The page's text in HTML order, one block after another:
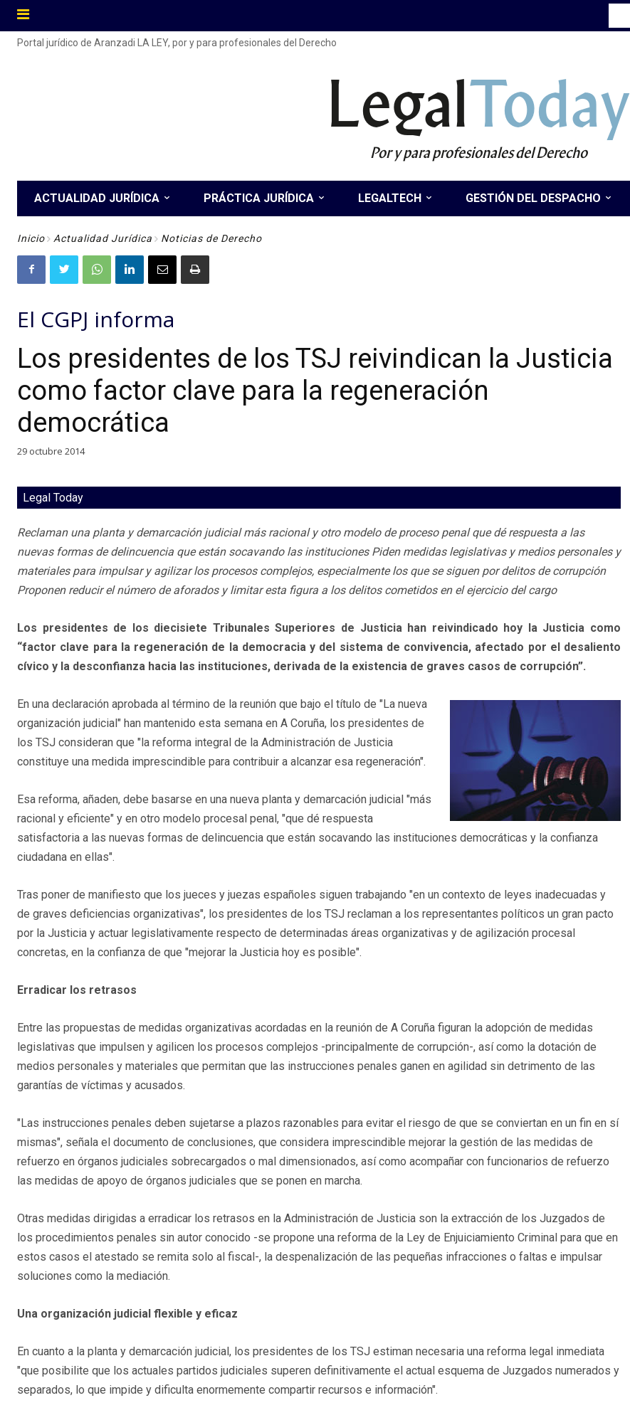
Portal jurídico de Aranzadi LA LEY, por y para profesionales del Derecho
LegalToday
Por y para profesionales del Derecho
ACTUALIDAD JURÍDICA PRÁCTICA JURÍDICA LEGALTECH GESTIÓN DEL DESPACHO
Inicio Actualidad Jurídica Noticias de Derecho
El CGPJ informa
Los presidentes de los TSJ reivindican la Justicia
como factor clave para la regeneración
democrática
29 octubre 2014
Legal Today
Reclaman una planta y demarcación judicial más racional y otro modelo de proceso penal que dé respuesta a las
nuevas formas de delincuencia que están socavando las instituciones Piden medidas legislativas y medios personales y
materiales para impulsar y agilizar los procesos complejos, especialmente los que se siguen por delitos de corrupción
Proponen reducir el número de aforados y limitar esta figura a los delitos cometidos en el ejercicio del cargo
Los presidentes de los diecisiete Tribunales Superiores de Justicia han reivindicado hoy la Justicia como
“factor clave para la regeneración de la democracia y del sistema de convivencia, afectado por el desaliento
cívico y la desconfianza hacia las instituciones, derivada de la existencia de graves casos de corrupción”.
En una declaración aprobada al término de la reunión que bajo el título de "La nueva
organización judicial" han mantenido esta semana en A Coruña, los presidentes de
los TSJ consideran que "la reforma integral de la Administración de Justicia
constituye una medida imprescindible para contribuir a alcanzar esa regeneración".
Esa reforma, añaden, debe basarse en una nueva planta y demarcación judicial "más
racional y eficiente" y en otro modelo procesal penal, "que dé respuesta
satisfactoria a las nuevas formas de delincuencia que están socavando las instituciones democráticas y la confianza
ciudadana en ellas".
Tras poner de manifiesto que los jueces y juezas españoles siguen trabajando "en un contexto de leyes inadecuadas y
de graves deficiencias organizativas", los presidentes de los TSJ reclaman a los representantes políticos un gran pacto
por la Justicia y actuar legislativamente respecto de determinadas áreas organizativas y de agilización procesal
concretas, en la confianza de que "mejorar la Justicia hoy es posible".
Erradicar los retrasos
Entre las propuestas de medidas organizativas acordadas en la reunión de A Coruña figuran la adopción de medidas
legislativas que impulsen y agilicen los procesos complejos -principalmente de corrupción-, así como la dotación de
medios personales y materiales que permitan que las instrucciones penales ganen en agilidad sin detrimento de las
garantías de víctimas y acusados.
"Las instrucciones penales deben sujetarse a plazos razonables para evitar el riesgo de que se conviertan en un fin en sí
mismas", señala el documento de conclusiones, que considera imprescindible mejorar la gestión de las medidas de
refuerzo en órganos judiciales sobrecargados o mal dimensionados, así como acompañar con funcionarios de refuerzo
las medidas de apoyo de órganos judiciales que se ponen en marcha.
Otras medidas dirigidas a erradicar los retrasos en la Administración de Justicia son la extracción de los Juzgados de
los procedimientos penales sin autor conocido -se propone una reforma de la Ley de Enjuiciamiento Criminal para que en
estos casos el atestado se remita solo al fiscal-, la despenalización de las pequeñas infracciones o faltas e impulsar
soluciones como la mediación.
Una organización judicial flexible y eficaz
En cuanto a la planta y demarcación judicial, los presidentes de los TSJ estiman necesaria una reforma legal inmediata
"que posibilite que los actuales partidos judiciales superen definitivamente el actual esquema de Juzgados numerados y
separados, lo que impide y dificulta enormemente compartir recursos e información".